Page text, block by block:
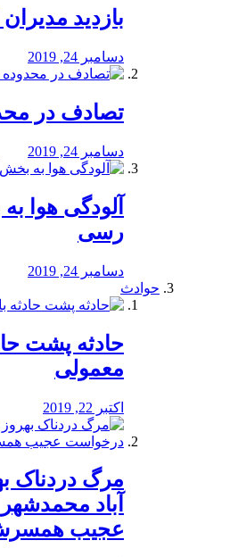
بازدید
دسامبر 24, 2019
تصادف در
دسامبر 24, 2019
آلودگی هوا
رسی
دسامبر 24, 2019
حوادث
️حادثه پشت
معمولی
اکتبر 22, 2019
مرگ دردناک
آباد
عجیب